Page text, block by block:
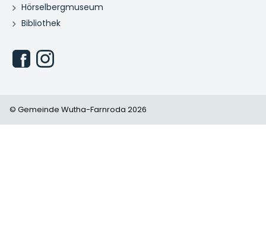
Hörselbergmuseum
Bibliothek
© Gemeinde Wutha-Farnroda 2026